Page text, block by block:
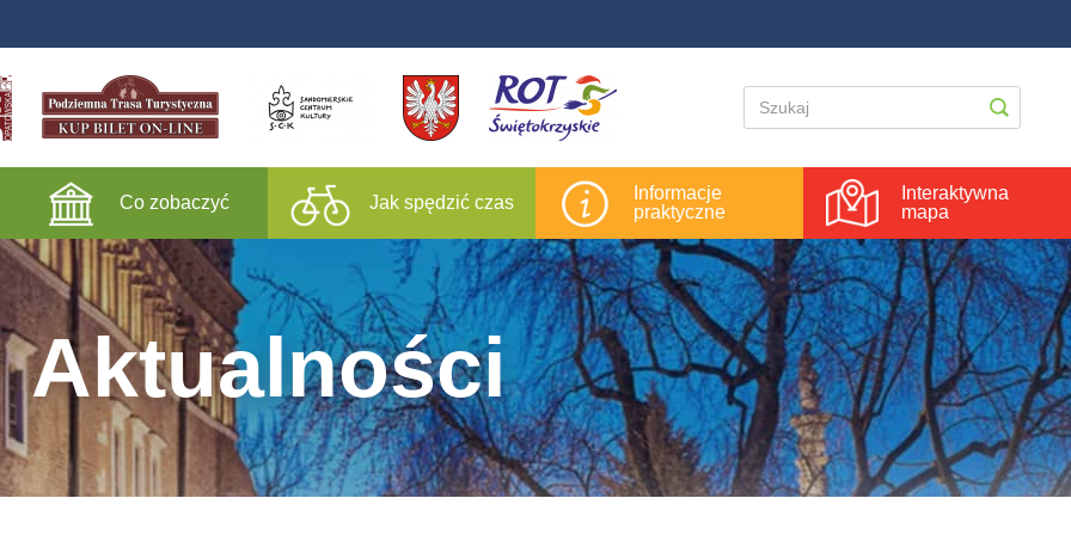
Co zobaczyć Jak spędzić czas
Informacje
praktyczne
Interaktywna
mapa
Aktualności